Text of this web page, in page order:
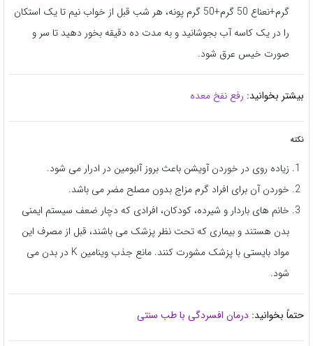
گرم+نعناع 50 گرم+50 گرم پونه، هر شب قبل از خواب نیم تا یک استکان
را در یک کاسه آب بجوشانید و به مدت ده دقیقه بخور دهید تا سر و
صورت خیس عرق شود.
بیشتر بخوانید: رفع نفخ معده
نکته
زیاده روی در خوردن آویشن باعث بروز آلبومین در ادرار می شود.
خوردن آن برای افراد گرم مزاج بدون مصلح مضر می باشد.
خانم های باردار و شیرده، کودکان، افرادی که دچار ضعف سیستم ایمنی
بدن هستند و بیماری که تحت نظر پزشک می باشند، قبل از مصرف این
مواد بایستی با پزشک مشورت کنند. مانع جذب وینامین K در بدن می
شود.
حتماً بخوانید: درمان افسردگی با طب سنتی